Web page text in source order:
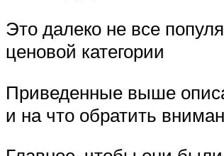
Это далеко не все
ценовой категории
Приведенные выше
и на что обратить